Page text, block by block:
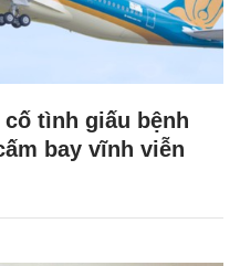
tình giấu bệnh
bay vĩnh viễn